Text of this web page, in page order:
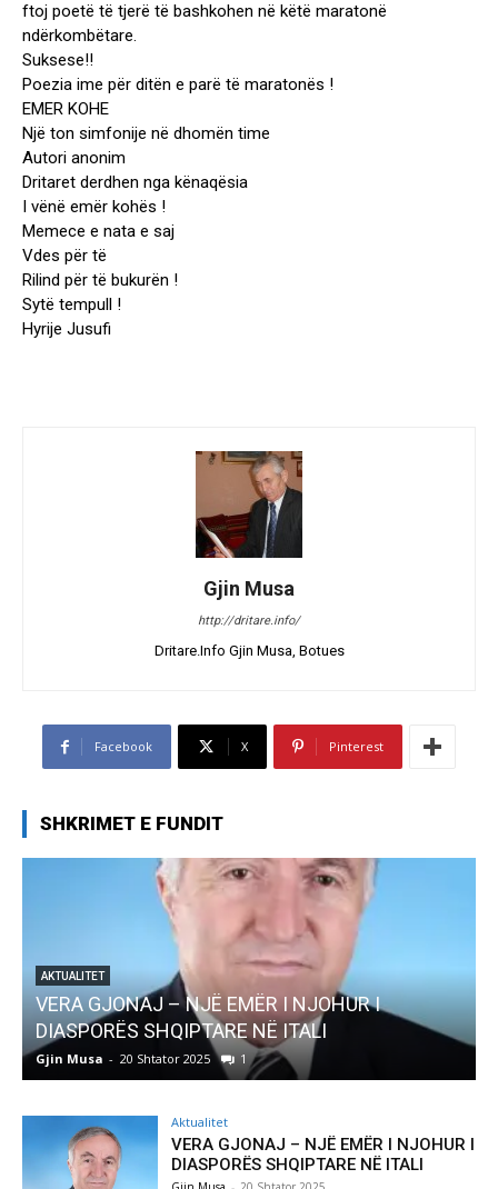
ftoj poetë të tjerë të bashkohen në këtë maratonë
ndërkombëtare.
Suksese!!
Poezia ime për ditën e parë të maratonës !
EMER KOHE
Një ton simfonije në dhomën time
Autori anonim
Dritaret derdhen nga kënaqësia
I vënë emër kohës !
Memece e nata e saj
Vdes për të
Rilind për të bukurën !
Sytë tempull !
Hyrije Jusufi
Gjin Musa
http://dritare.info/
Dritare.Info Gjin Musa, Botues
Facebook X Pinterest
SHKRIMET E FUNDIT
GJONAJ – NJË EMËR I NJOHUR I
SHQIPTARE NË ITALI
- 20 Shtator 2025 1
Pregaditi
Aktualitet
VERA GJONAJ – NJË EMËR I NJOHUR I
DIASPORËS SHQIPTARE NË ITALI